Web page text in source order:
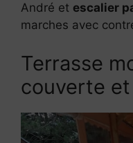
André et escalier
marches avec
Terrasse
couverte